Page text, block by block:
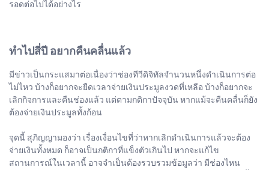
รอดต่อไปได้อย่างไร
ทำไปสี่ปี อยากคืนคลื่นแล้ว
มีข่าวเป็นกระแสมาต่อเนื่องว่าช่องทีวีดิจิทัลจำนวนหนึ่งดำเนินการต่อ
ไม่ไหว บ้างก็อยากจะยืดเวลาจ่ายเงินประมูลงวดที่เหลือ บ้างก็อยากจะ
เลิกกิจการและคืนช่องแล้ว แต่ตามกติกาปัจจุบัน หากแม้จะคืนคลื่นก็ยัง
ต้องจ่ายเงินประมูลทั้งก้อน
จุดนี้ สุภิญญามองว่า เรื่องเงื่อนไขที่ว่าหากเลิกดำเนินการแล้วจะต้อง
จ่ายเงินทั้งหมด ก็อาจเป็นกติกาที่แข็งตัวเกินไป หากจะแก้ไข
สถานการณ์ในเวลานี้ อาจจำเป็นต้องรวบรวมข้อมูลว่า มีช่องไหน